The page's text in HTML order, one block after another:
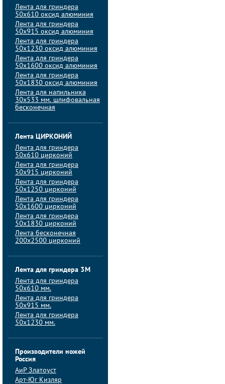
Лента для гриндера
50х610 оксид алюминия
Лента для гриндера
50х915 оксид алюминия
Лента для гриндера
50х1230 оксид алюминия
Лента для гриндера
50х1600 оксид алюминия
Лента для гриндера
50х1830 оксид алюминия
Лента для напильника
30х533 мм. шлифовальная
бесконечная
Лента ЦИРКОНИЙ
Лента для гриндера
50х610 цирконий
Лента для гриндера
50х915 цирконий
Лента для гриндера
50х1250 цирконий
Лента для гриндера
50х1600 цирконий
Лента для гриндера
50x1830 цирконий
Лента бесконечная
200х2500 цирконий
Лента для гриндера 3M
Лента для гриндера
50x610 мм.
Лента для гриндера
50x915 мм.
Лента для гриндера
50x1230 мм.
Производители ножей
Россия
АиP Златоуст
Арт-Юг Кизляр